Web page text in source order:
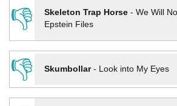
👎
Skeleton Trap Horse- We Will
Epstein Files
👎
Skumbollar- Look into My Eyes